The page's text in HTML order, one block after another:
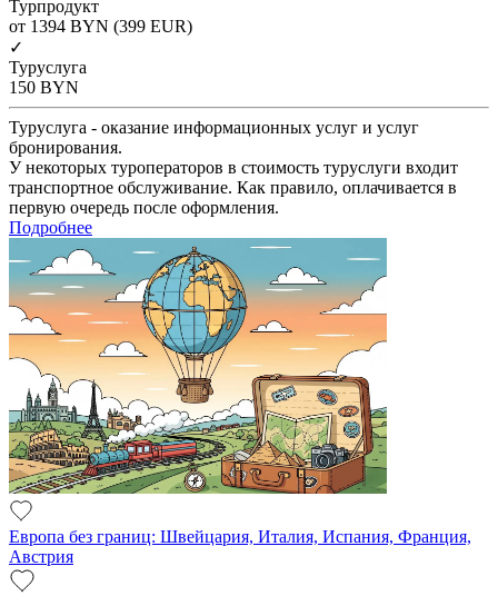
Турпродукт
от 1394 BYN (399 EUR)
✓
Туруслуга
150 BYN
Туруслуга - оказание информационных услуг и услуг
бронирования.
У некоторых туроператоров в стоимость туруслуги входит
транспортное обслуживание. Как правило, оплачивается в
первую очередь после оформления.
Подробнее
Европа без границ: Швейцария, Италия, Испания, Франция,
Австрия